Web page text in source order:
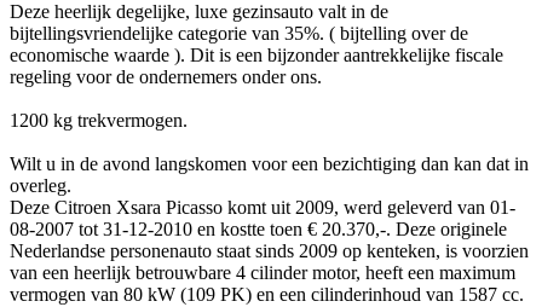
Deze heerlijk degelijke, luxe gezinsauto valt in de
bijtellingsvriendelijke categorie van 35%. ( bijtelling over de
economische waarde ). Dit is een bijzonder aantrekkelijke fiscale
regeling voor de ondernemers onder ons.
1200 kg trekvermogen.
Wilt u in de avond langskomen voor een bezichtiging dan kan dat in
overleg.
Deze Citroen Xsara Picasso komt uit 2009, werd geleverd van 01-
08-2007 tot 31-12-2010 en kostte toen € 20.370,-. Deze originele
Nederlandse personenauto staat sinds 2009 op kenteken, is voorzien
van een heerlijk betrouwbare 4 cilinder motor, heeft een maximum
vermogen van 80 kW (109 PK) en een cilinderinhoud van 1587 cc.